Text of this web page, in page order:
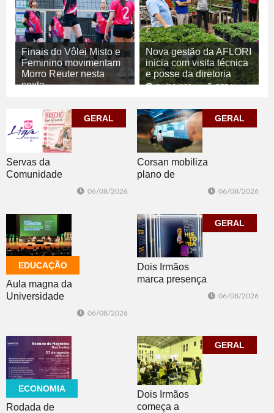
Finais do Vôlei Misto e
Feminino movimentam
Morro Reuter nesta
sexta
ESPORTE
Nova gestão da AFLORI
inicia com visita técnica
e posse da diretoria
06/08/2026 GERAL
GERAL
Servas da
Comunidade
06/08/2026
GERAL
Corsan mobiliza
plano de
temporais no RS
06/08/2026
EDUCAÇÃO
Aula magna da
Universidade
acadêmica em
debate sobre o
feminicídio
06/08/2026
GERAL
Dois Irmãos
marca presença
06/08/2026
ECONOMIA
Rodada de
GERAL
Dois Irmãos
começa a